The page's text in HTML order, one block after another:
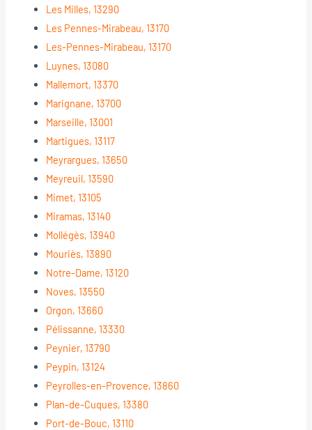
Les Milles, 13290
Les Pennes-Mirabeau, 13170
Les-Pennes-Mirabeau, 13170
Luynes, 13080
Mallemort, 13370
Marignane, 13700
Marseille, 13001
Martigues, 13117
Meyrargues, 13650
Meyreuil, 13590
Mimet, 13105
Miramas, 13140
Mollégès, 13940
Mouriès, 13890
Notre-Dame, 13120
Noves, 13550
Orgon, 13660
Pélissanne, 13330
Peynier, 13790
Peypin, 13124
Peyrolles-en-Provence, 13860
Plan-de-Cuques, 13380
Port-de-Bouc, 13110